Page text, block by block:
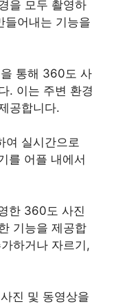
을 모두 촬영하
어내는 기능을
통해 360도 사
. 이는 주변 환경
공합니다.
여 실시간으로
를 어플 내에서
한 360도 사진
기능을 제공합
하거나 자르기,
진 및 동영상을